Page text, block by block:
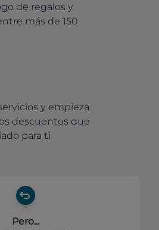
de regalos y
más de 150
y empieza
descuentos que
para ti
Pero...